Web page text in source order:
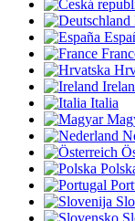
Italia